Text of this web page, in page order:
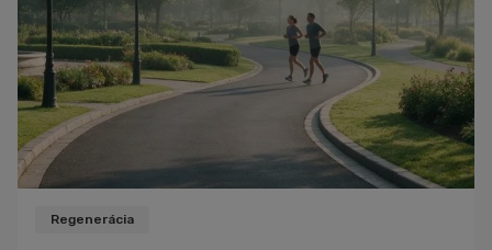
Ďalšie športy
Šport
Zdravie
Cviky
Iné
Recepty
Regenerácia